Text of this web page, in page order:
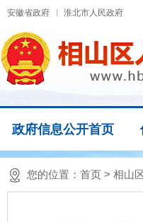
安徽省政府 淮北市人民政府
政府信息公开首页
您的位置： 首页 > 相山